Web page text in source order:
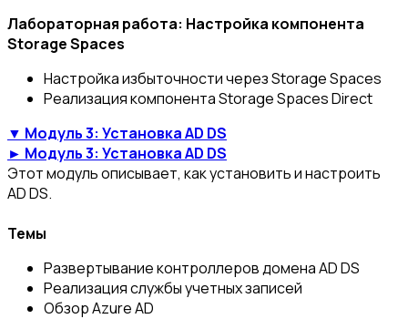
Лабораторная работа: Настройка компонента
Storage Spaces
Настройка избыточности через Storage Spaces
Реализация компонента Storage Spaces Direct
▼ Модуль 3: Установка AD DS
► Модуль 3: Установка AD DS
Этот модуль описывает, как установить и настроить
AD DS.
Темы
Развертывание контроллеров домена AD DS
Реализация службы учетных записей
Обзор Azure AD